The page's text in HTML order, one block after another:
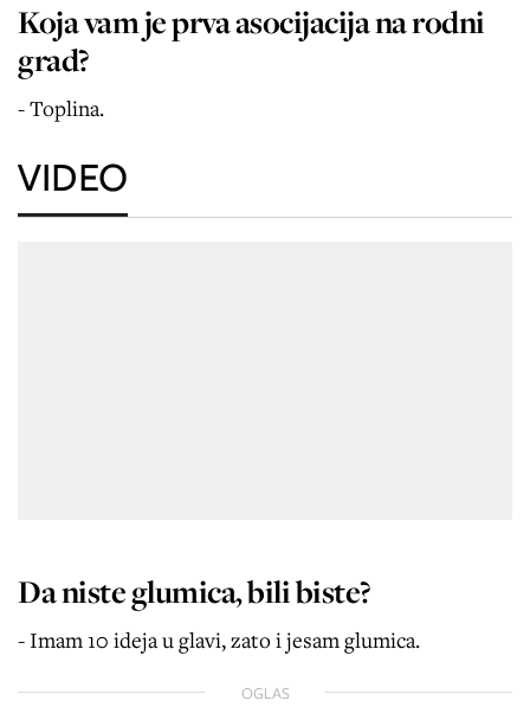
Koja vam je prva asocijacija na rodni
grad?
- Toplina.
VIDEO
Da niste glumica, bili biste?
- Imam 10 ideja u glavi, zato i jesam glumica.
OGLAS